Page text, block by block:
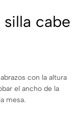
cabe
con la altura
el ancho de la
mesa.